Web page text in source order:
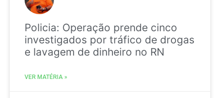
Policia: Operação prende cinco
investigados por tráfico de drogas
e lavagem de dinheiro no RN
VER MATÉRIA »